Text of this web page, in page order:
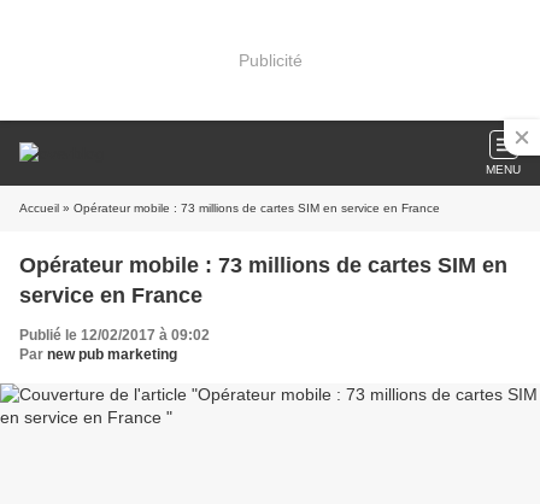
Publicité
MENU
Accueil » Opérateur mobile : 73 millions de cartes SIM en service en France
Opérateur mobile : 73 millions de cartes SIM en
service en France
Publié le 12/02/2017 à 09:02
Par new pub marketing